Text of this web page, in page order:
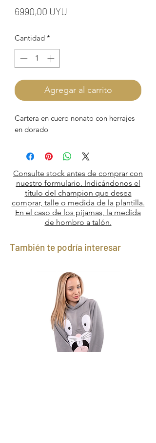
6990,00 UYU
Cantidad *
Agregar al carrito
Cartera en cuero nonato con herrajes
en dorado
Consulte stock antes de comprar con
nuestro formulario. Indicándonos el
título del champion que desea
comprar, talle o medida de la plantilla.
En el caso de los pijamas, la medida
de hombro a talón.
También te podría interesar